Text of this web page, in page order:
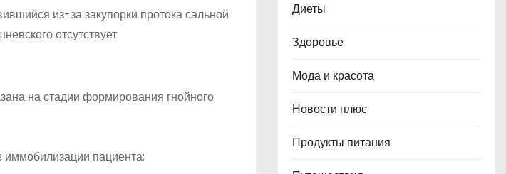
из-за закупорки протока сальной
отсутствует.
на стадии формирования гнойного
иммобилизации пациента;
Диеты
Здоровье
Мода и красота
Новости плюс
Продукты питания